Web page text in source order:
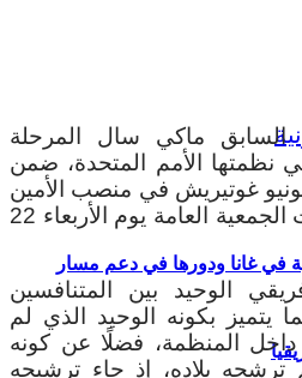
في غانا ودورها في دعم مسار
السابق ماكي سال المرحلة
نظمتها الأمم المتحدة، ضمن
غوتيريش في منصب الأمين
العام، وذلك خلال جلسات الجمعية العامة يوم الأربعاء 22
الوحيد بين المتنافسين
يتميز بكونه الوحيد الذي لم
المنظمة، فضلًا عن كونه
ترشحه بلاده، إذ جاء ترشيحه